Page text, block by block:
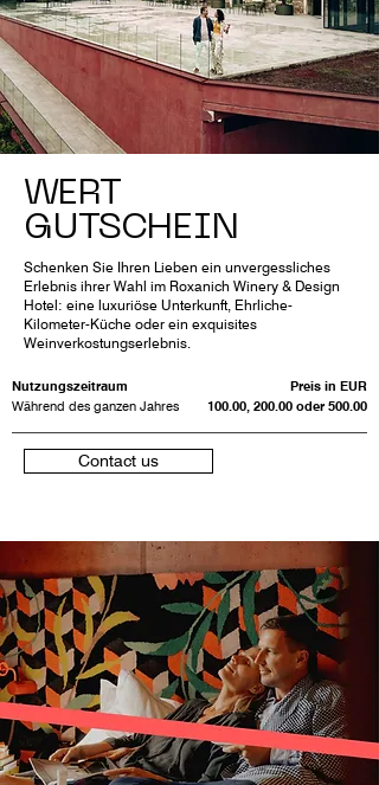
WERT
GUTSCHEIN
Schenken Sie Ihren Lieben ein unvergessliches
Erlebnis ihrer Wahl im Roxanich Winery & Design
Hotel: eine luxuriöse Unterkunft, Ehrliche-
Kilometer-Küche oder ein exquisites
Weinverkostungserlebnis.
Preis in EUR
100.00, 200.00 oder 500.00
Nutzungszeitraum
Während des ganzen Jahres
Contact us